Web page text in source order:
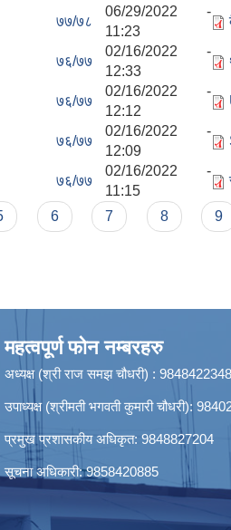
७७/७८
06/29/2022 -
11:23
७६/७७
02/16/2022 -
12:33
७६/७७
02/16/2022 -
12:12
७६/७७
02/16/2022 -
12:09
७६/७७
02/16/2022 -
11:15
6 7 8 9
महत्वपूर्ण फोन नम्बरहरु
अध्यक्ष (श्री राज समझ चौधरी) : 9848422348
उपाध्यक्ष (श्रीमती भगवती कुमारी चौधरी):
प्रमुख प्रशासकीय अधिकृत: 9848827204
सूचना अधिकारी: 9858420885